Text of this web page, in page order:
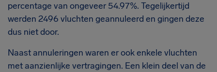
percentage van ongeveer 54.97%. Tegelijkertijd
werden 2496 vluchten geannuleerd en gingen deze
dus niet door.
Naast annuleringen waren er ook enkele vluchten
met aanzienlijke vertragingen. Een klein deel van de